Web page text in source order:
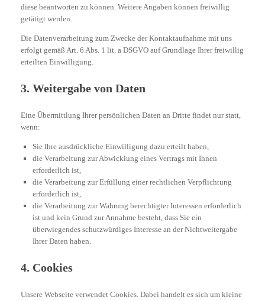
diese beantworten zu können. Weitere Angaben können freiwillig
getätigt werden.
Die Datenverarbeitung zum Zwecke der Kontaktaufnahme mit uns
erfolgt gemäß Art. 6 Abs. 1 lit. a DSGVO auf Grundlage Ihrer freiwillig
erteilten Einwilligung.
3. Weitergabe von Daten
Eine Übermittlung Ihrer persönlichen Daten an Dritte findet nur statt,
wenn:
Sie Ihre ausdrückliche Einwilligung dazu erteilt haben,
die Verarbeitung zur Abwicklung eines Vertrags mit Ihnen
erforderlich ist,
die Verarbeitung zur Erfüllung einer rechtlichen Verpflichtung
erforderlich ist,
die Verarbeitung zur Wahrung berechtigter Interessen erforderlich
ist und kein Grund zur Annahme besteht, dass Sie ein
überwiegendes schutzwürdiges Interesse an der Nichtweitergabe
Ihrer Daten haben.
4. Cookies
Unsere Webseite verwendet Cookies. Dabei handelt es sich um kleine